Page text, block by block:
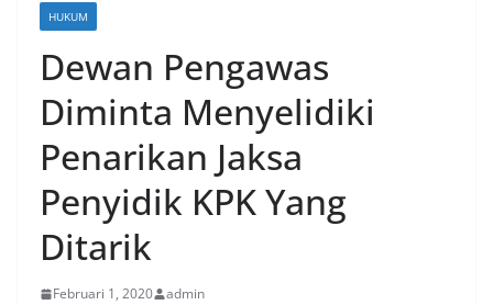
HUKUM
Dewan Pengawas
Diminta Menyelidiki
Penarikan Jaksa
Penyidik KPK Yang
Ditarik
Februari 1, 2020 admin